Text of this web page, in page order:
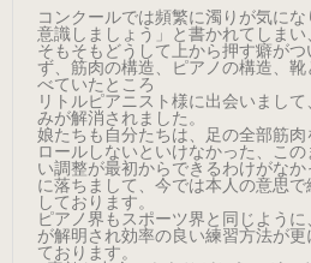
（21.0～25.0cm）
練習用（ヒール高2cm）
練習用（ストレッチ生地）
（22.5～26.0cm）数量限定商品
練習用（ストレッチ生地）
コンクールでは頻繁に濁りが気に
意識しましょう」と書かれてしまい
そもそもどうして上から押す癖が
ず、筋肉の構造、ピアノの構造、
べていたところ
リトルピアニスト様に出会いまし
みが解消されました。
娘たちも自分たちは、足の全部筋
ロールしないといけなかった、こ
い調整が最初からできるわけがな
に落ちまして、今では本人の意思
しております。
ピアノ界もスポーツ界と同じよう
が解明され効率の良い練習方法が
ております。